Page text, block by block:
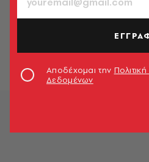
Το 28
Αποδέχομαι την
Δεδομένων